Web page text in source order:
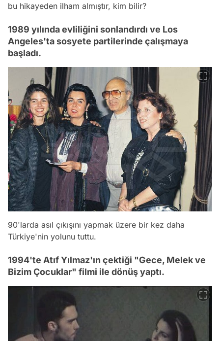
bu hikayeden ilham almıştır, kim bilir?
1989 yılında evliliğini sonlandırdı ve Los
Angeles'ta sosyete partilerinde çalışmaya
başladı.
90'larda asıl çıkışını yapmak üzere bir kez daha
Türkiye'nin yolunu tuttu.
1994'te Atıf Yılmaz'ın çektiği "Gece, Melek ve
Bizim Çocuklar" filmi ile dönüş yaptı.